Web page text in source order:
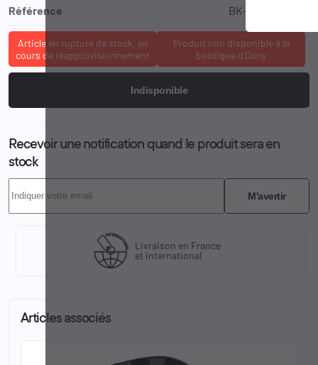
Référence BK-44HT01BK-G
Article en rupture de stock, en
cours de réapprovisionnement
Produit non disponible à la
boutique d'Osny
Indisponible
Recevoir une notification quand le produit sera en
stock
M'avertir
Livraison en France
et international
Articles associés